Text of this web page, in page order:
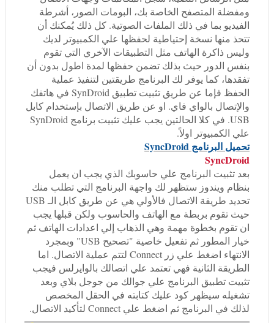
ومفضلة المتصفح الخاصة بك، البومات الصور، أشرطة
الفيديو بما في ذلك الملفات الصوتية. كل ذلك يُمكنك أن
تتحذ منها نسخة إحتياطية لحفظها علي الكمبيوتر لديك
وليس ذاكرة الهاتف مثل التطبيقات الآخري التي تقوم
بنفس الدور حيث بذلك تضمن حفظها لمدة اطول بدون أن
تفقدها، كما يوفر لك البرنامج طريقتين لتنفيذ عملية
الحفظ فإما عن طريق تثبيت تطبيق SynDroid في هاتفك
والإتصال بالواي فاي. او عن طريق الاتصال بإستخدام كابل
USB. في كلا الحالتين يجب عليك تثبيت برنامج SynDroid
علي الكمبيوتر اولاً.
تحميل البرنامج SyncDroid
SyncDroid
بعد تثبيت البرنامج علي حاسوبك الذي يجب ان يعمل
بنظام ويندوز ستظهر لك واجهة البرنامج التي تطلب منك
تحديد طريقة الاتصال فالأولي هي عن طريق كابل الـ USB
حيث تقوم بربطة مع الهاتف والحاسوب ولكن قبلها يجب
ان تقوم بخطوة مهمة وهي الذهاب إلي اعدادات الهاتف ثم
خيار المطور ثم تفعيل خاصية "تصحيح USB" وبمجرد
الانتهاء اضغط علي زر Connect لتتم عملية الاتصال. اما
الطريقة الثانية فهي تعتمد علي اتصالك بالوايرلس فيجب
تثبيت تطبيق البرنامج علي جوالك من جوجل بلاي وبعد
تشغيله سيظهر كود عليك كتابته في الحقل المخصص
لذلك في البرنامج ثم اضغط علي Connect لتأكيد الاتصال.